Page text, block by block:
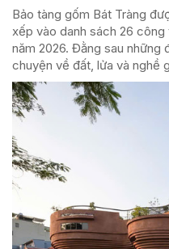
Bảo tàng gốm Bát Tràng
xếp vào danh sách 26
năm 2026. Đằng sau những
chuyện về đất, lửa và nghề